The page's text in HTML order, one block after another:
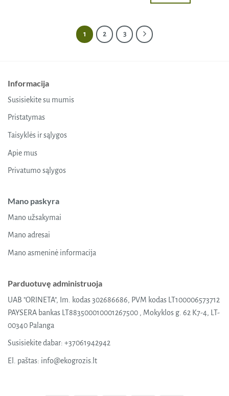
1 2 3
Informacija
Susisiekite su mumis
Pristatymas
Taisyklės ir sąlygos
Apie mus
Privatumo sąlygos
Mano paskyra
Mano užsakymai
Mano adresai
Mano asmeninė informacija
Parduotuvę administruoja
UAB "ORINETA", Im. kodas 302686686, PVM kodas LT100006573712
PAYSERA bankas LT883500010001267500 , Mokyklos g. 62 K7-4, LT-
00340 Palanga
Susisiekite dabar: +37061942942
El. paštas: info@ekogrozis.lt